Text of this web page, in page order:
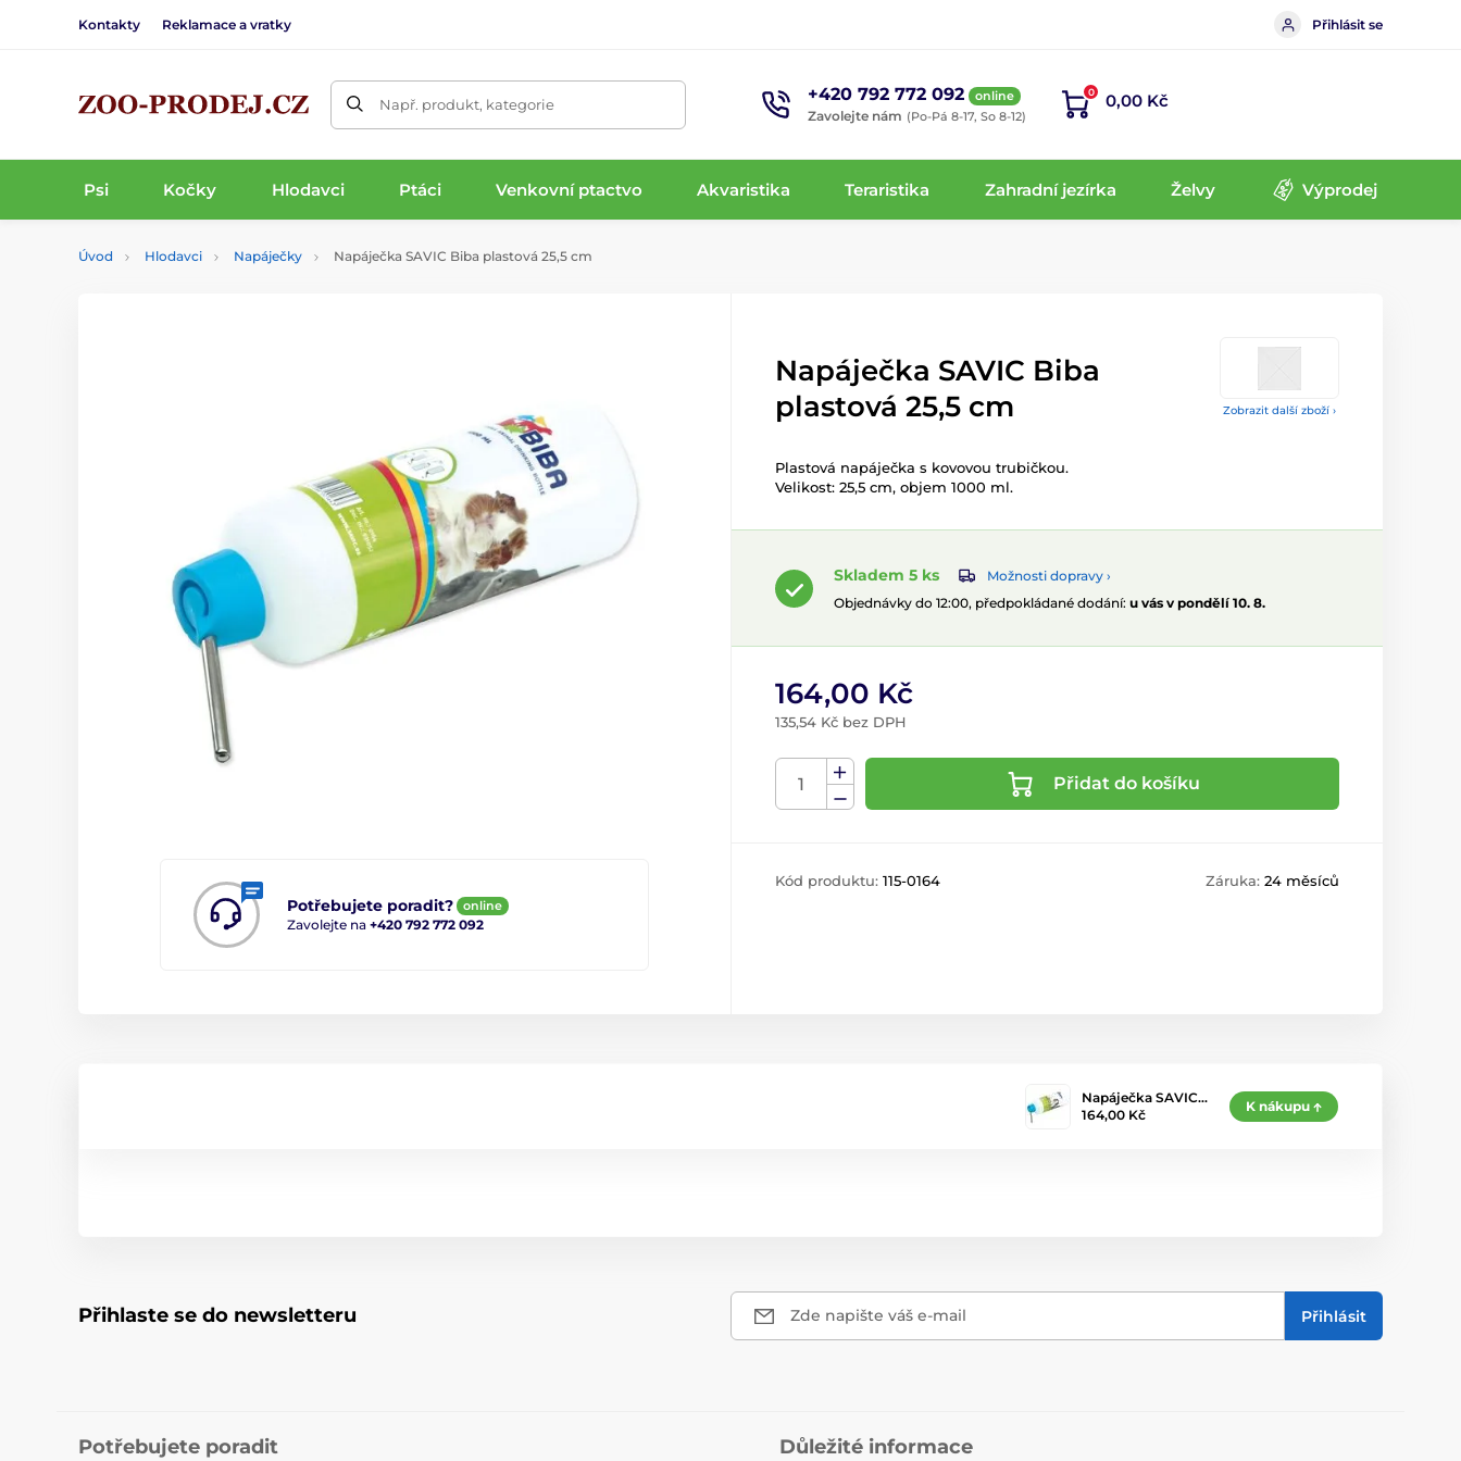
Kontakty Reklamace a vratky Přihlásit se
Např. produkt, kategorie +420 792 772 092 online
Zavolejte nám (Po-Pá 8-17, So 8-12)
0 0,00 Kč
Psi Kočky Hlodavci Ptáci Venkovní ptactvo Akvaristika Teraristika Zahradní jezírka Želvy Výprodej
Úvod Hlodavci Napáječky Napáječka SAVIC Biba plastová 25,5 cm
Zobrazit další zboží ›
Potřebujete poradit? online
Zavolejte na +420 792 772 092
Napáječka SAVIC Biba
plastová 25,5 cm
Plastová napáječka s kovovou trubičkou.
Velikost: 25,5 cm, objem 1000 ml.
Skladem 5 ks
Možnosti dopravy ›
Objednávky do 12:00, předpokládané dodání: u vás v pondělí 10. 8.
164,00 Kč
135,54 Kč bez DPH
Přidat do košíku
Kód produktu: 115-0164 Záruka: 24 měsíců
Napáječka SAVIC…
164,00 Kč
K nákupu
Přihlaste se do newsletteru Zde napište váš e-mail Přihlásit
Potřebujete poradit Důležité informace